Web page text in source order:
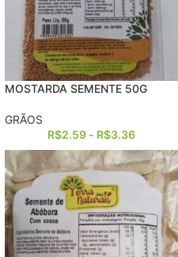
MOSTARDA SEMENTE 50G
GRÃOS
R$2.59 - R$3.36